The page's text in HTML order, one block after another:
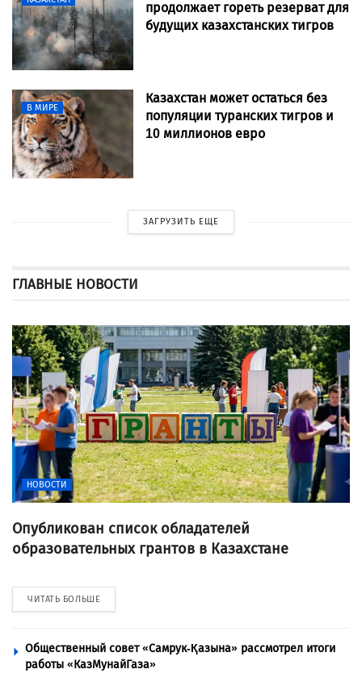
продолжает гореть резерват для
будущих казахстанских тигров
В МИРЕ
Казахстан может остаться без
популяции туранских тигров и
10 миллионов евро
ЗАГРУЗИТЬ ЕЩЕ
ГЛАВНЫЕ НОВОСТИ
НОВОСТИ
Опубликован список обладателей
образовательных грантов в Казахстане
ЧИТАТЬ БОЛЬШЕ
Общественный совет «Самрук-Қазына» рассмотрел итоги
работы «КазМунайГаза»